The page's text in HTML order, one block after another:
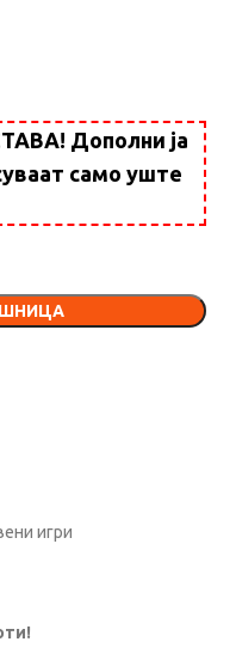
Дополни ја
само уште
игри